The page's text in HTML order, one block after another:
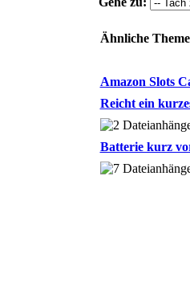
Ähnliche
Amazon Slots
Reicht ein
Batterie kurz